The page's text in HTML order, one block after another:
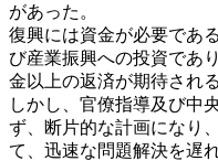
があった。
復興には資金が必要であ
び産業振興への投資であ
金以上の返済が期待され
しかし、官僚指導及び中
ず、断片的な計画になり
て、迅速な問題解決を遅